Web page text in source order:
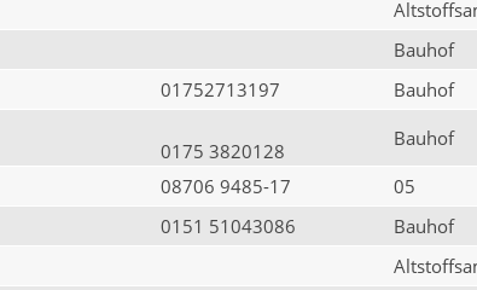
Bauhof
01752713197
Bauhof
0175 3820128
Bauhof
08706 9485-17 05
0151 51043086
Bauhof